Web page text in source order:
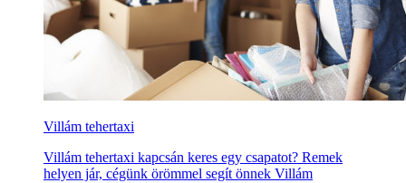
Villám tehertaxi
Villám tehertaxi kapcsán keres egy csapatot? Remek
helyen jár, cégünk örömmel segít önnek Villám